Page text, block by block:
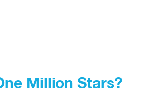
Million Stars?